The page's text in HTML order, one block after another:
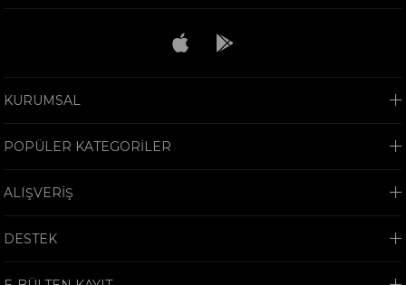
KURUMSAL
POPÜLER KATEGORİLER
ALIŞVERİŞ
DESTEK